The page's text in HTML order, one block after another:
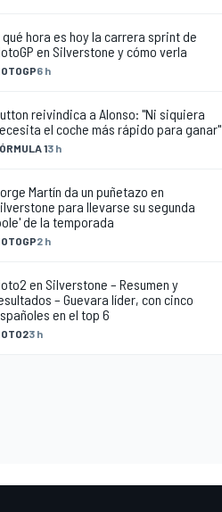
6 h
qué hora es hoy la carrera sprint de
en Silverstone y cómo verla
13 h
reivindica a Alonso: "Ni siquiera
el coche más rápido para ganar"
2 h
Martín da un puñetazo en
para llevarse su segunda
de la temporada
3 h
en Silverstone – Resumen y
– Guevara líder, con cinco
en el top 6